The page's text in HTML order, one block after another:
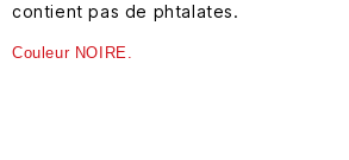
contient pas de phtalates.
Couleur NOIRE.